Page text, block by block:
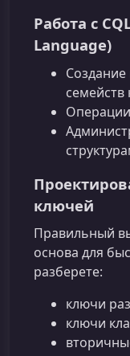
Работа с
Language)
семейств
Операции
ключей
Правильный
основа для
разберете:
ключи
ключи